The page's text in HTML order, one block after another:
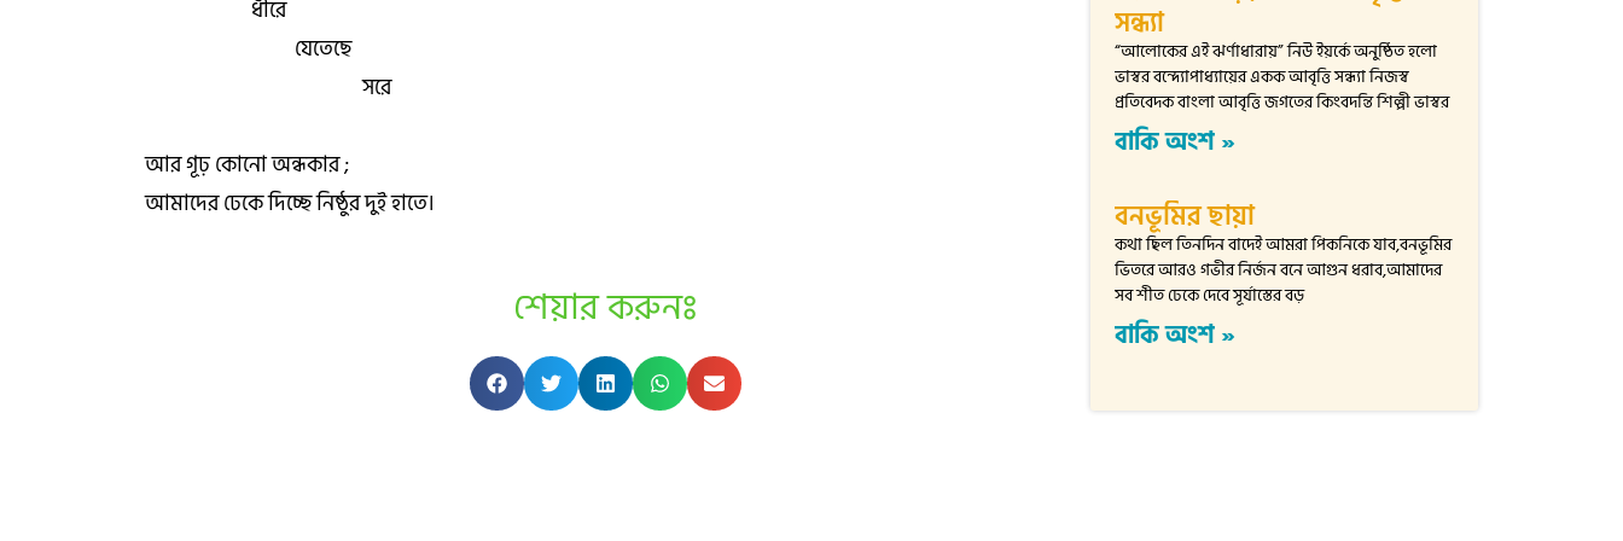
ধীরে
যেতেছে
সরে
আর গূঢ় কোনো অন্ধকার ;
আমাদের ঢেকে দিচ্ছে নিষ্ঠুর দুই হাতে।
শেয়ার করুনঃ
সন্ধ্যা
“আলোকের এই ঝর্ণাধারায়” নিউ ইয়র্কে অনুষ্ঠিত হলো
ভাস্বর বন্দ্যোপাধ্যায়ের একক আবৃত্তি সন্ধ্যা নিজস্ব
প্রতিবেদক বাংলা আবৃত্তি জগতের কিংবদন্তি শিল্পী ভাস্বর
বাকি অংশ »
বনভূমির ছায়া
কথা ছিল তিনদিন বাদেই আমরা পিকনিকে যাব,বনভূমির
ভিতরে আরও গভীর নির্জন বনে আগুন ধরাব,আমাদের
সব শীত ঢেকে দেবে সূর্যাস্তের বড়
বাকি অংশ »